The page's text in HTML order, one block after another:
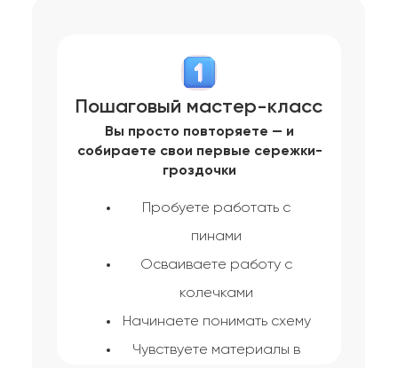
Пошаговый мастер-класс
Вы просто повторяете — и
собираете свои первые сережки-
гроздочки
Пробуете работать с
пинами
Осваиваете работу с
колечками
Начинаете понимать схему
Чувствуете материалы в